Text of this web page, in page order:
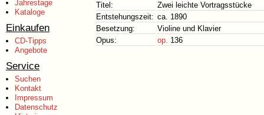
Jahrestage
Kataloge
Einkaufen
CD-Tipps
Angebote
Service
Suchen
Kontakt
Impressum
Datenschutz
Titel:
Zwei leichte Vortragsstücke
Entstehungszeit: ca. 1890
Besetzung:
Violine und Klavier
Opus:
op. 136